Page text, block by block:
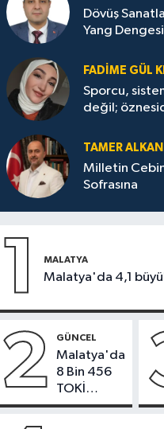
Dövüş
Yang
FADIME GÜL
Sporcu,
değil;
TAMER ALKAN
Milletin
Sofrasına
1 MALATYA
Malatya'da 4,1
2 GÜNCEL
Malatya'da
8 Bin 456
TOKİ
Konutunun